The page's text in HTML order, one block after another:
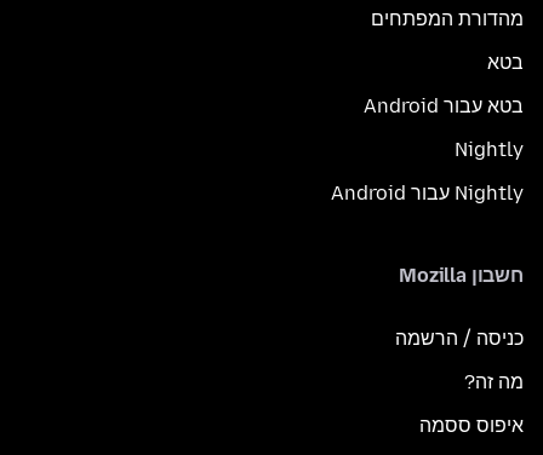
מהדורת המפתחים
בטא
בטא עבור Android
Nightly
Nightly עבור Android
חשבון Mozilla
כניסה / הרשמה
מה זה?
איפוס ססמה